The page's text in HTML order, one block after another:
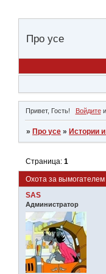
Про усе
Привет, Гость! Войдите
» Про усе » Истории
Охота за вымогателем
Страница:1
SAS
Администратор